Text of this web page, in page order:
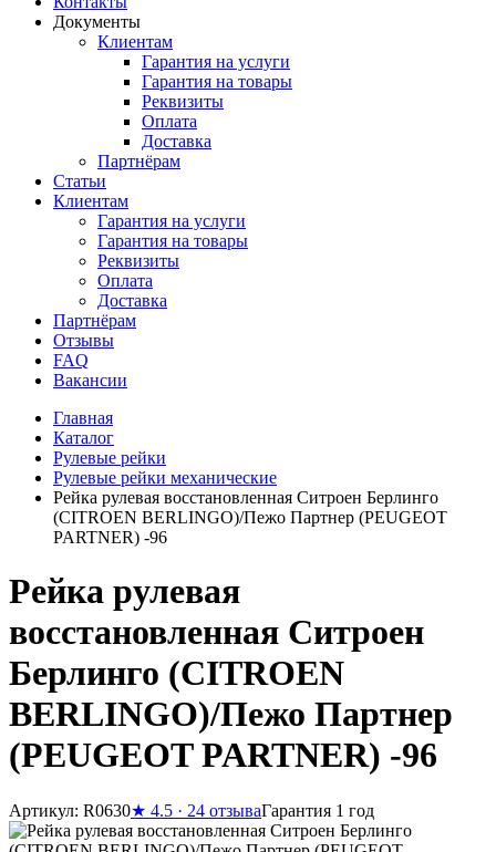
Документы
Клиентам
Гарантия на услуги
Гарантия на товары
Реквизиты
Оплата
Доставка
Партнёрам
Статьи
Клиентам
Гарантия на услуги
Гарантия на товары
Реквизиты
Оплата
Доставка
Партнёрам
Отзывы
FAQ
Вакансии
Главная
Каталог
Рулевые рейки
Рулевые рейки механические
Рейка рулевая восстановленная Ситроен Берлинго
(CITROEN BERLINGO)/Пежо Партнер (PEUGEOT
PARTNER) -96
Рейка рулевая
восстановленная Ситроен
Берлинго (CITROEN
BERLINGO)/Пежо Партнер
(PEUGEOT PARTNER) -96
Артикул: R0630★ 4.5 · 24 отзываГарантия 1 год